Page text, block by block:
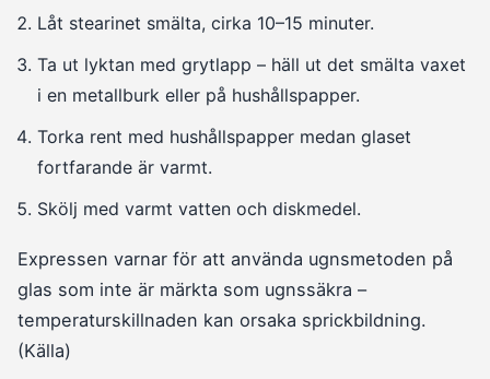
Låt stearinet smälta, cirka 10–15 minuter.
Ta ut lyktan med grytlapp – häll ut det smälta vaxet
i en metallburk eller på hushållspapper.
Torka rent med hushållspapper medan glaset
fortfarande är varmt.
Skölj med varmt vatten och diskmedel.
Expressen varnar för att använda ugnsmetoden på
glas som inte är märkta som ugnssäkra –
temperaturskillnaden kan orsaka sprickbildning.
(Källa)